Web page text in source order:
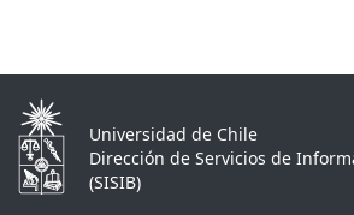
Universidad de Chile
Dirección de Servicios de
(SISIB)